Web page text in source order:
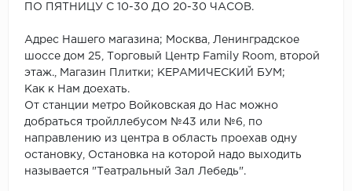
ПО ПЯТНИЦУ С 10-30 ДО 20-30 ЧАСОВ.
Адрес Нашего магазина; Москва, Ленинградское
шоссе дом 25, Торговый Центр Family Room, второй
этаж., Магазин Плитки; КЕРАМИЧЕСКИЙ БУМ;
Как к Нам доехать.
От станции метро Войковская до Нас можно
добраться тройллебусом №43 или №6, по
направлению из центра в область проехав одну
остановку, Остановка на которой надо выходить
называется "Театральный Зал Лебедь".